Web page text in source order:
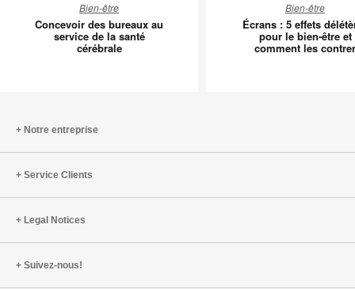
des
bureaux
au
Bien-être
Concevoir des bureaux au
service de la santé
cérébrale
:
5
effets
les
Bien-être
Écrans : 5 effets
pour le bien-être et
comment les contrer
Notre entreprise
Service Clients
Legal Notices
Suivez-nous!